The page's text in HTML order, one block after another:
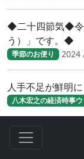
◆二十四節気◆令
う）」です。◆
季節のお便り 2024
人手不足が鮮明
八木宏之の経済時事
人手不足が鮮明